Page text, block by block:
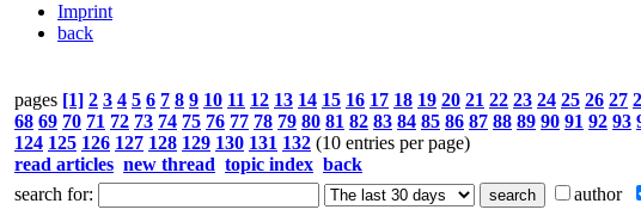
Imprint
back
pages [1] 2 3 4 5 6 7 8 9 10 11 12 13 14 15 16 17 18 19 20 21 22 23 24 25 26 27
68 69 70 71 72 73 74 75 76 77 78 79 80 81 82 83 84 85 86 87 88 89 90 91 92 93
124 125 126 127 128 129 130 131 132 (10 entries per page)
read articles new thread topic index back
search for:
author